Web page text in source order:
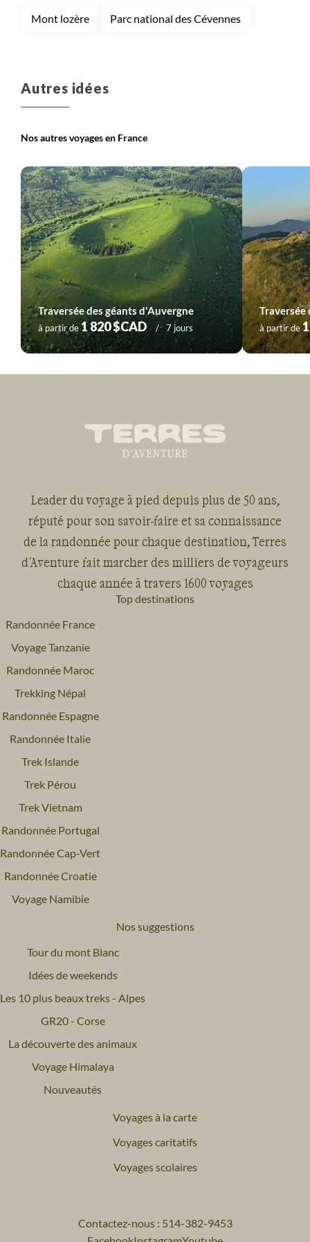
Voyage
Provence - Côte d'Azur Voyage
Pyrénées
Voyage
Sud-Ouest Voyage
Vallée de la Loire
Mont lozère Parc national des Cévennes
Autres idées
Nos autres voyages en France
Traversée des géants d'Auvergne
à partir de 1 820 $CAD 7 jours à partir de
Leader du voyage à pied depuis plus de 50 ans,
réputé pour son savoir-faire et sa connaissance
de la randonnée pour chaque destination, Terres
d'Aventure fait marcher des milliers de voyageurs
chaque année à travers 1600 voyages
Top destinations
Randonnée France
Voyage Tanzanie
Randonnée Maroc
Trekking Népal
Randonnée Espagne
Randonnée Italie
Trek Islande
Trek Pérou
Trek Vietnam
Randonnée Portugal
Randonnée Cap-Vert
Randonnée Croatie
Voyage Namibie
Nos suggestions
Tour du mont Blanc
Idées de weekends
Les 10 plus beaux treks - Alpes
GR20 - Corse
La découverte des animaux
Voyage Himalaya
Nouveautés
Voyages à la carte
Voyages caritatifs
Voyages scolaires
Contactez-nous : 514-382-9453